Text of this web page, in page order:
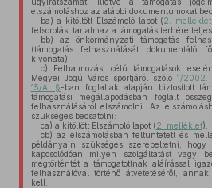
elszámoláshoz az alábbi dokumentumokat
ba) a kitöltött Elszámoló lapot (2. melléklet
felsorolást tartalmaz a támogatás terhére
bb) az önkormányzati támogatás
(támogatás felhasználását dokumentáló
kivonata).
c) Felhalmozási célú támogatások
Megyei Jogú Város sportjáról szóló 1/2002.
15/A. §-ban foglaltak alapján biztosított
támogatási megállapodásban foglalt
felhasználásáról elszámolni. Az
szükséges becsatolni:
ca) a kitöltött Elszámoló lapot (2. melléklet),
cb) az elszámolásban feltüntetett és
példányain szükséges szerepeltetni,
kapcsolódóan milyen szolgáltatást vagy
megtörténtét a támogatottnak aláírással
felhasználóval történő átvetetéséről, annak
kell,